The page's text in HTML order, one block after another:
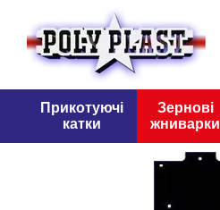
Перейти до основного контенту
Прикотуючі
катки
Зернові
жниварки